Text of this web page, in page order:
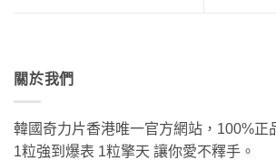
關於我們
韓國奇力片香港唯一官方網站，100%正
1粒強到爆表 1粒擎天 讓你愛不釋手。